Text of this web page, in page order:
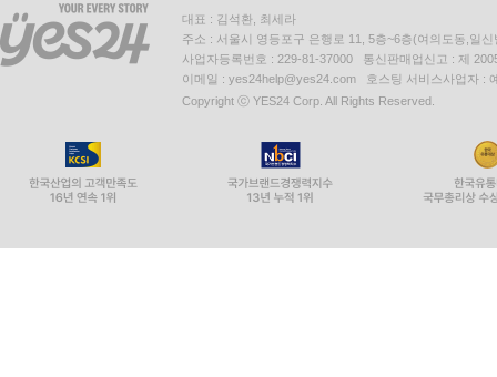
대표 : 김석환, 최세라
주소 : 서울시 영등포구 은행로 11, 5층~6층(여의도동,일신
사업자등록번호 : 229-81-37000 통신판매업신고 : 제
이메일 : yes24help@yes24.com 호스팅 서비스사업자 :
Copyright ⓒ YES24 Corp. All Rights Reserved.